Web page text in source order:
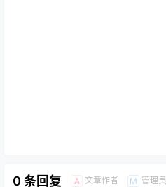
0 条回复 A 文章作者 M 管理员